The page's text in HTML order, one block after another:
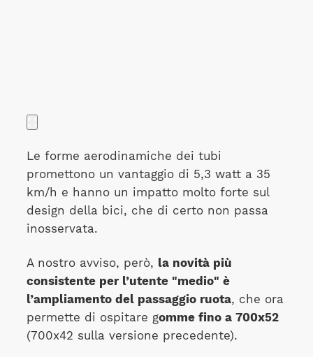
Le forme aerodinamiche dei tubi
promettono un vantaggio di 5,3 watt a 35
km/h e hanno un impatto molto forte sul
design della bici, che di certo non passa
inosservata.
A nostro avviso, però, la novità più
consistente per l’utente "medio" è
l’ampliamento del passaggio ruota, che ora
permette di ospitare gomme fino a 700x52
(700x42 sulla versione precedente).